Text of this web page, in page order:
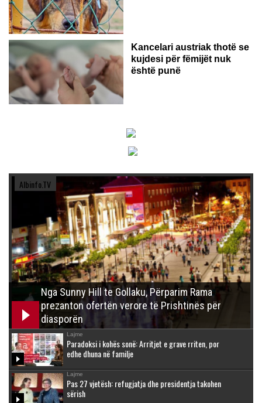
Kancelari austriak thotë se
kujdesi për fëmijët nuk
është punë
Albinfo.TV
Nga Sunny Hill te Gollaku, Përparim Rama
prezanton ofertën verore të Prishtinës për
diasporën
Lajme
Paradoksi i kohës sonë: Arritjet e grave rriten, por
edhe dhuna në familje
Lajme
Pas 27 vjetësh: refugjatja dhe presidentja takohen
sërish